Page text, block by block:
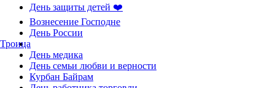
День защиты детей ❤️
Вознесение Господне
День России
Троица
День медика
День семьи любви и верности
Курбан Байрам